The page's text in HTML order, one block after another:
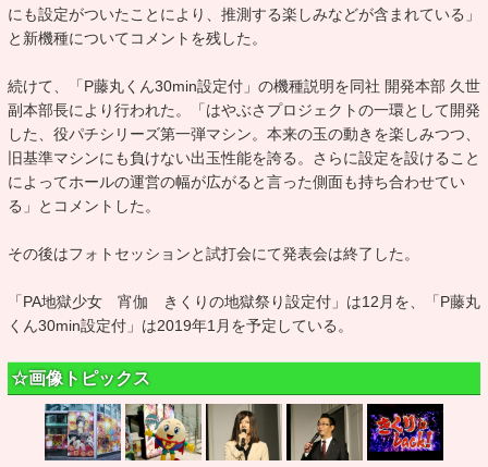
にも設定がついたことにより、推測する楽しみなどが含まれている」
と新機種についてコメントを残した。
続けて、「P藤丸くん30min設定付」の機種説明を同社 開発本部 久世
副本部長により行われた。「はやぶさプロジェクトの一環として開発
した、役パチシリーズ第一弾マシン。本来の玉の動きを楽しみつつ、
旧基準マシンにも負けない出玉性能を誇る。さらに設定を設けること
によってホールの運営の幅が広がると言った側面も持ち合わせてい
る」とコメントした。
その後はフォトセッションと試打会にて発表会は終了した。
「PA地獄少女 宵伽 きくりの地獄祭り設定付」は12月を、「P藤丸
くん30min設定付」は2019年1月を予定している。
☆画像トピックス